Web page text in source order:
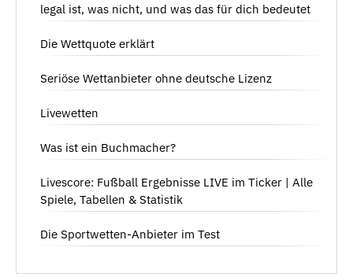
legal ist, was nicht, und was das für dich bedeutet
Die Wettquote erklärt
Seriöse Wettanbieter ohne deutsche Lizenz
Livewetten
Was ist ein Buchmacher?
Livescore: Fußball Ergebnisse LIVE im Ticker | Alle
Spiele, Tabellen & Statistik
Die Sportwetten-Anbieter im Test